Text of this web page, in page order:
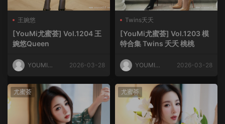
王婉悠
[YouMi尤蜜荟] Vol.1204 王
婉悠Queen
YOUMI尤
2026-03-28
Twins夭夭
[YouMi尤蜜荟] Vol.1203 模
特合集 Twins 夭夭 桃桃
YOUMI尤
2026-03-28
尤蜜荟 尤蜜荟